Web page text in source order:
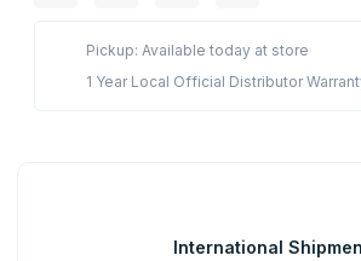
Pickup: Available today at store
1 Year Local Official Distributor
International